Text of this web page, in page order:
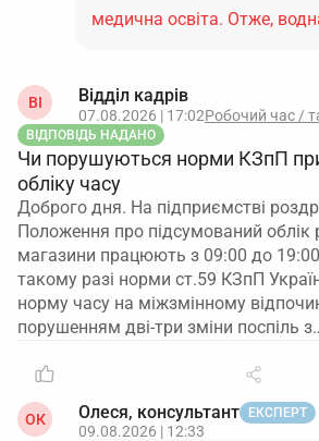
медична освіта. Отже,
ВІ Відділ кадрів
07.08.2026 | 17:02Робочий час /
ВІДПОВІДЬ НАДАНО
Чи порушуються норми КЗпП
обліку часу
Доброго дня. На підприємстві
Положення про підсумований облік
магазини працюють з 09:00 до
такому разі норми ст.59 КЗпП
норму часу на міжзмінному
порушенням дві-три зміни поспіль
ОК Олеся, консультант ЕКСПЕРТ
09.08.2026 | 12:33